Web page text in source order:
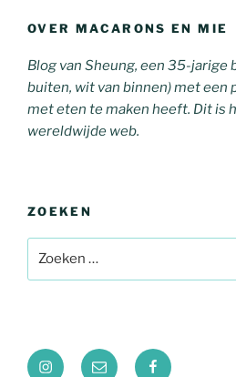
OVER MACARONS EN MIE
Blog van Sheung, een 35-jarige
buiten, wit van binnen) met een
met eten te maken heeft. Dit is
wereldwijde web.
ZOEKEN
naar:
Instagram
E-
Facebook